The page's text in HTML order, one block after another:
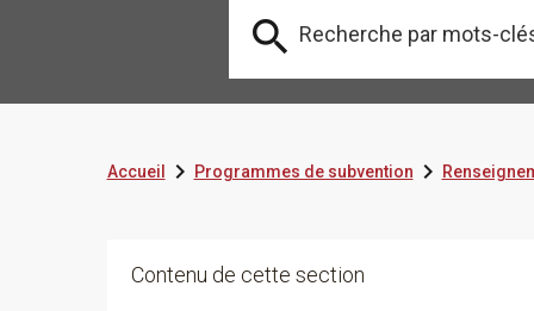

Accueil Programmes de subvention
Contenu de cette section